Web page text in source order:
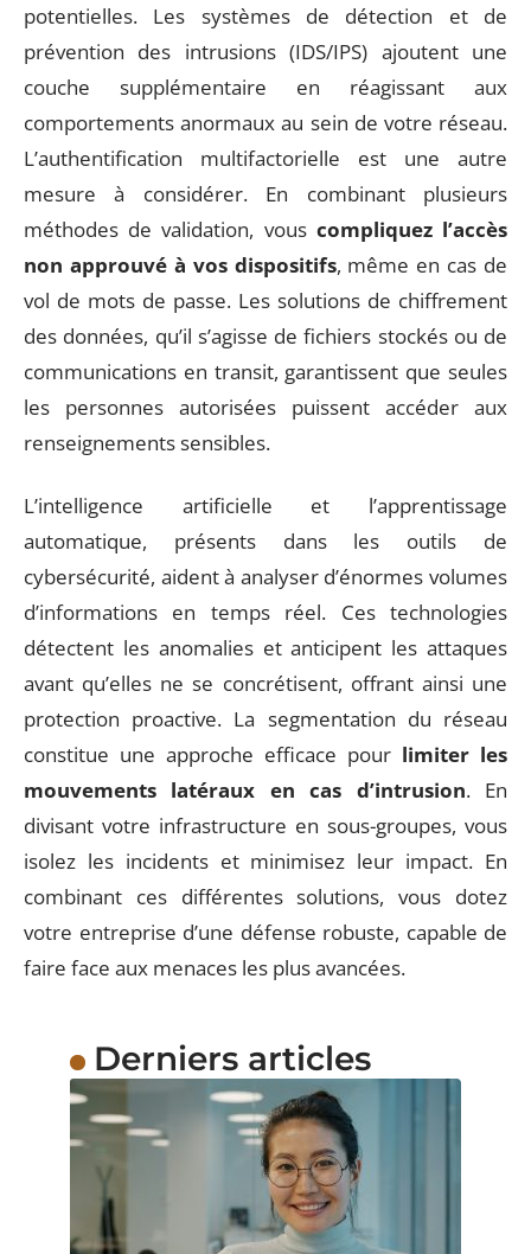
potentielles. Les systèmes de détection et de
prévention des intrusions (IDS/IPS) ajoutent une
couche supplémentaire en réagissant aux
comportements anormaux au sein de votre réseau.
L’authentification multifactorielle est une autre
mesure à considérer. En combinant plusieurs
méthodes de validation, vous compliquez l’accès
non approuvé à vos dispositifs, même en cas de
vol de mots de passe. Les solutions de chiffrement
des données, qu’il s’agisse de fichiers stockés ou de
communications en transit, garantissent que seules
les personnes autorisées puissent accéder aux
renseignements sensibles.
L’intelligence artificielle et l’apprentissage
automatique, présents dans les outils de
cybersécurité, aident à analyser d’énormes volumes
d’informations en temps réel. Ces technologies
détectent les anomalies et anticipent les attaques
avant qu’elles ne se concrétisent, offrant ainsi une
protection proactive. La segmentation du réseau
constitue une approche efficace pour limiter les
mouvements latéraux en cas d’intrusion. En
divisant votre infrastructure en sous-groupes, vous
isolez les incidents et minimisez leur impact. En
combinant ces différentes solutions, vous dotez
votre entreprise d’une défense robuste, capable de
faire face aux menaces les plus avancées.
Derniers articles